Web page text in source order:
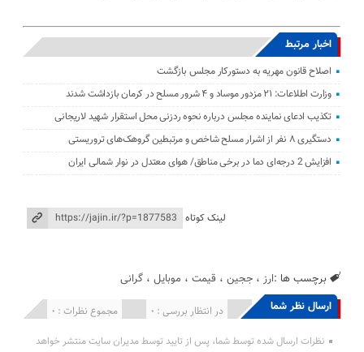
اخبار مرتبط
اصلاح قانون مهریه به دستورکار مجلس بازگشت
وزارت اطلاعات: ۲۱ مزدور موساد و ۴ شرور مسلح در کرمان بازداشت شدند
تکذیب ادعای نماینده مجلس درباره نحوه ردزنی محل استقرار شهید لاریجانی
دستگیری ۸ نفر از اشرار مسلح شاخص و مرتبطین گروهک‌های تروریستی
افزایش 2 درجه‌ای دما در برخی مناطق/ هوای معتدل در نوار شمالی ایران
لینک کوتاه
برچسب ها :ارز ،ججین ، قیمت ، موبایل ،گرانی
ارسال نظر شما مجموع نظرات : 0 در انتظار بررسی : 0 انتشار یافته : 0
نظرات ارسال شده توسط شما، پس از تایید توسط مدیران سایت منتشر خواهد